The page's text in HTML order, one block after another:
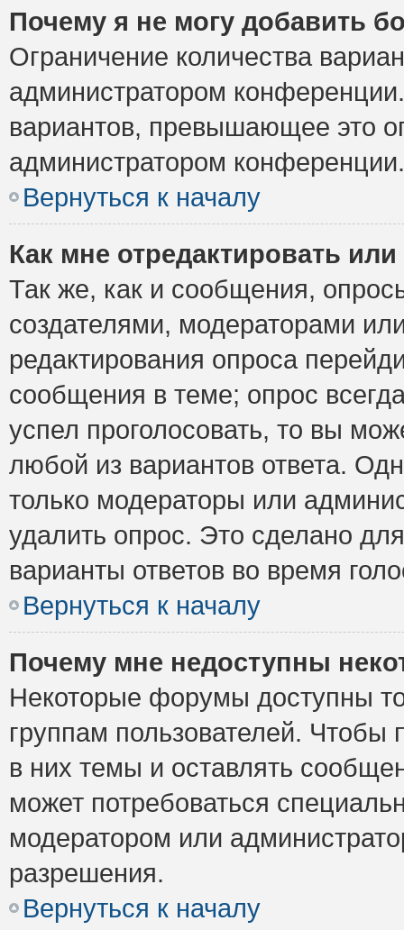
Почему я не могу добавить
Ограничение количества
администратором
вариантов, превышающее это
администратором конференции.
Вернуться к началу
Как мне отредактировать
Так же, как и сообщения,
создателями, модераторами
редактирования опроса
сообщения в теме; опрос
успел проголосовать, то вы
любой из вариантов ответа.
только модераторы или
удалить опрос. Это сделано
варианты ответов во время
Вернуться к началу
Почему мне недоступны
Некоторые форумы доступны
группам пользователей. Чтобы
в них темы и оставлять
может потребоваться
модератором или
разрешения.
Вернуться к началу